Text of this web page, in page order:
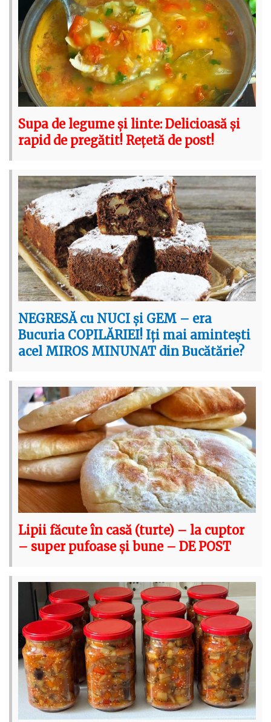
Supa de legume și linte: Delicioasă și
rapid de pregătit! Rețetă de post!
NEGRESĂ cu NUCI și GEM – era
Bucuria COPILĂRIEI! Iți mai amintești
acel MIROS MINUNAT din Bucătărie?
Lipii făcute în casă (turte) – la cuptor
– super pufoase și bune – DE POST